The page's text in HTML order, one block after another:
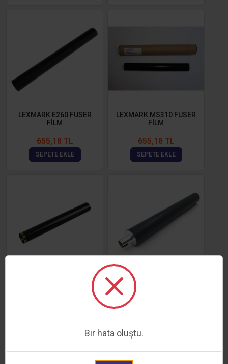
LEXMARK E260 FUSER
FİLM
655,18 TL
SEPETE EKLE
LEXMARK MS310 FUSER
FİLM
655,18 TL
SEPETE EKLE
LEXMARK MS810 FUSER
LEXMARK T650 UPPER
Bir hata oluştu.